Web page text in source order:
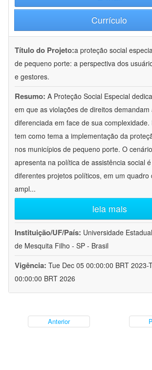
Currículo
Título do Projeto:a proteção social
de pequeno porte: a perspectiva dos
e gestores.
Resumo: A Proteção Social Especial
em que as violações de direitos demandam
diferenciada em face de sua
tem como tema a implementação da
nos municípios de pequeno porte. O
apresenta na política de assistência social
diferentes projetos políticos, em um quadro
ampl...
leia mais
Instituição/UF/País: Universidade
de Mesquita Filho - SP - Brasil
Vigência: Tue Dec 05 00:00:00 BRT 2023-
00:00:00 BRT 2026
Anterior